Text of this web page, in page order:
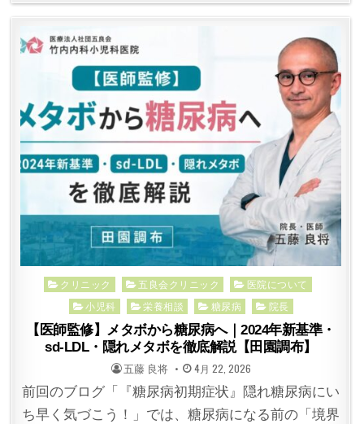
Posted
クリニック 五良会クリニック
医院について
小児科
栄養相談 糖尿病 院長
【医師監修】メタボから糖尿病へ｜2024年新基準・
sd-LDL・隠れメタボを徹底解説【田園調布】
POSTED
BY
五藤 良将 POSTED
ON
4月 22, 2026
前回のブログ「『糖尿病初期症状』隠れ糖尿病にい
ち早く気づこう！」では、糖尿病になる前の「境界